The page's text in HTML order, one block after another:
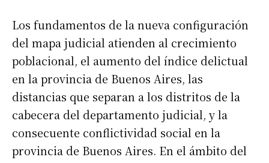
Los fundamentos de la nueva configuración
del mapa judicial atienden al crecimiento
poblacional, el aumento del índice delictual
en la provincia de Buenos Aires, las
distancias que separan a los distritos de la
cabecera del departamento judicial, y la
consecuente conflictividad social en la
provincia de Buenos Aires. En el ámbito del